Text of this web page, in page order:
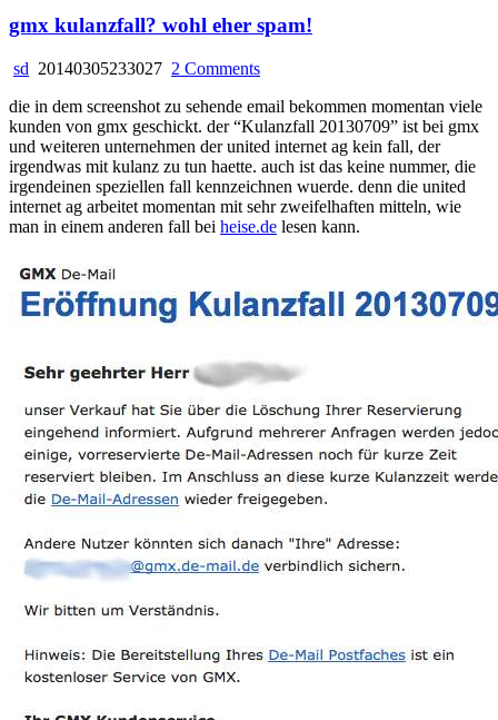
gmx kulanzfall? wohl eher spam!
sd 20140305233027 2 Commentson
kulanzfall?
wohl
eher
spam!
die in dem screenshot zu sehende email bekommen momentan viele
kunden von gmx geschickt. der “Kulanzfall 20130709” ist bei gmx
und weiteren unternehmen der united internet ag kein fall, der
irgendwas mit kulanz zu tun haette. auch ist das keine nummer, die
irgendeinen speziellen fall kennzeichnen wuerde. denn die united
internet ag arbeitet momentan mit sehr zweifelhaften mitteln, wie
man in einem anderen fall bei heise.de lesen kann.